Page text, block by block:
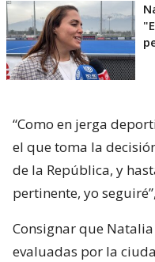
“Como en jerga
el que toma la
de la República, y
pertinente, yo
Consignar que
evaluadas por la